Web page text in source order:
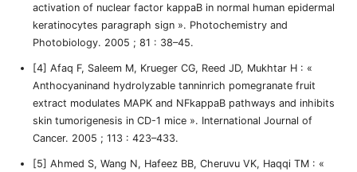
activation of nuclear factor kappaB in normal human epidermal
keratinocytes paragraph sign ». Photochemistry and
Photobiology. 2005 ; 81 : 38–45.
[4] Afaq F, Saleem M, Krueger CG, Reed JD, Mukhtar H : «
Anthocyaninand hydrolyzable tanninrich pomegranate fruit
extract modulates MAPK and NFkappaB pathways and inhibits
skin tumorigenesis in CD-1 mice ». International Journal of
Cancer. 2005 ; 113 : 423–433.
[5] Ahmed S, Wang N, Hafeez BB, Cheruvu VK, Haqqi TM : «